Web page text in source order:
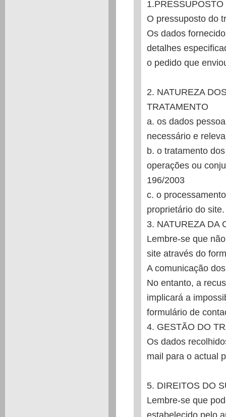
O pressuposto do
Os dados
detalhes
o pedido que
2. NATUREZA
TRATAMENTO
a. os dados
necessário e
b. o tratamento
operações ou
196/2003
c. o
proprietário do site.
3. NATUREZA DA
Lembre-se que
site através do
A comunicação
No entanto, a
implicará a
formulário de
4. GESTÃO DO
Os dados
mail para o actual
5. DIREITOS DO
Lembre-se que
estabelecido pelo